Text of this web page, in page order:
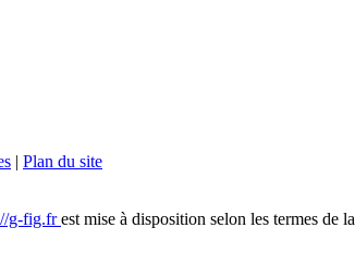
| Plan du site
g-fig.frest mise à disposition selon les termes de la